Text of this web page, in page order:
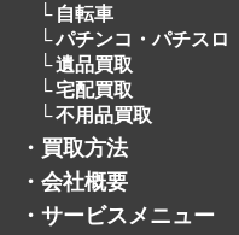
自転車
パチンコ・パチスロ
遺品買取
宅配買取
不用品買取
・ 買取方法
・ 会社概要
・ サービスメニュー